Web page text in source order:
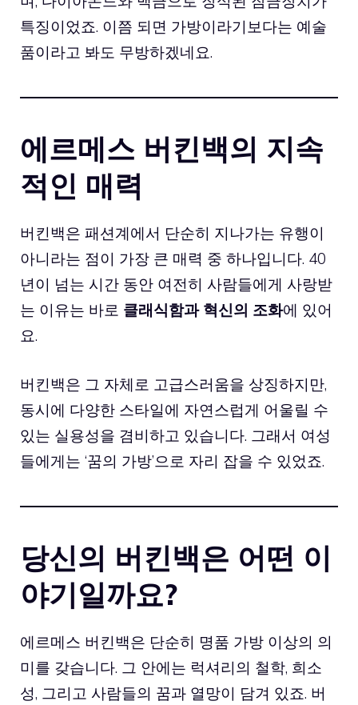
특징이었죠. 이쯤 되면 가방이라기보다는 예술
품이라고 봐도 무방하겠네요.
에르메스 버킨백의 지속
적인 매력
버킨백은 패션계에서 단순히 지나가는 유행이
아니라는 점이 가장 큰 매력 중 하나입니다. 40
년이 넘는 시간 동안 여전히 사람들에게 사랑받
는 이유는 바로 클래식함과 혁신의 조화에 있어
요.
버킨백은 그 자체로 고급스러움을 상징하지만,
동시에 다양한 스타일에 자연스럽게 어울릴 수
있는 실용성을 겸비하고 있습니다. 그래서 여성
들에게는 ‘꿈의 가방’으로 자리 잡을 수 있었죠.
당신의 버킨백은 어떤 이
야기일까요?
에르메스 버킨백은 단순히 명품 가방 이상의 의
미를 갖습니다. 그 안에는 럭셔리의 철학, 희소
성, 그리고 사람들의 꿈과 열망이 담겨 있죠. 버